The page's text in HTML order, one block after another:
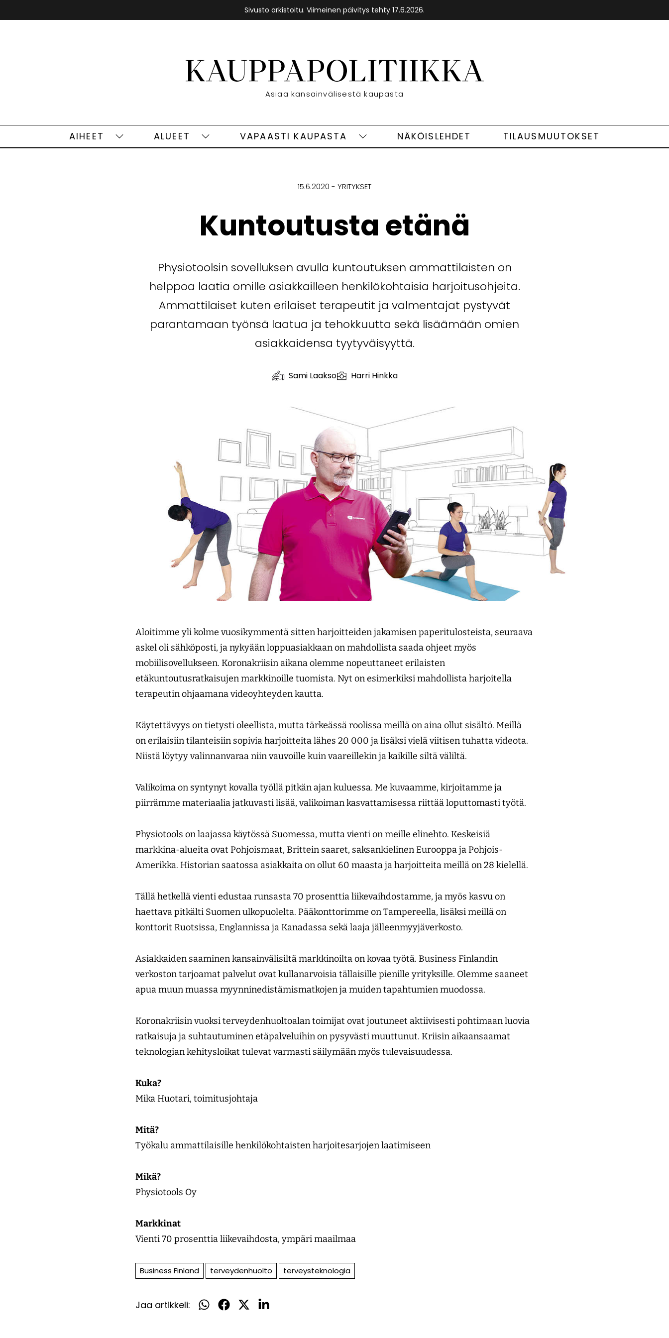
Sivusto arkistoitu. Viimeinen päivitys tehty 17.6.2026.
Etusivu
Asiaa kansainvälisestä kaupasta
AIHEET
Aiheet
ALUEET
Alueet
VAPAASTI KAUPASTA
VapaastiNÄKÖISLEHDET TILAUSMUUTOKSET
15.6.2020 YRITYKSET
Kuntoutusta etänä
Physiotoolsin sovelluksen avulla kuntoutuksen ammattilaisten on
helppoa laatia omille asiakkailleen henkilökohtaisia harjoitusohjeita.
Ammattilaiset kuten erilaiset terapeutit ja valmentajat pystyvät
parantamaan työnsä laatua ja tehokkuutta sekä lisäämään omien
asiakkaidensa tyytyväisyyttä.
Sami Laakso Harri Hinkka
Aloitimme yli kolme vuosikymmentä sitten harjoitteiden jakamisen paperitulosteista, seuraava
askel oli sähköposti, ja nykyään loppuasiakkaan on mahdollista saada ohjeet myös
mobiilisovellukseen. Koronakriisin aikana olemme nopeuttaneet erilaisten
etäkuntoutusratkaisujen markkinoille tuomista. Nyt on esimerkiksi mahdollista harjoitella
terapeutin ohjaamana videoyhteyden kautta.
Käytettävyys on tietysti oleellista, mutta tärkeässä roolissa meillä on aina ollut sisältö. Meillä
on erilaisiin tilanteisiin sopivia harjoitteita lähes 20 000 ja lisäksi vielä viitisen tuhatta videota.
Niistä löytyy valinnanvaraa niin vauvoille kuin vaareillekin ja kaikille siltä väliltä.
Valikoima on syntynyt kovalla työllä pitkän ajan kuluessa. Me kuvaamme, kirjoitamme ja
piirrämme materiaalia jatkuvasti lisää, valikoiman kasvattamisessa riittää loputtomasti työtä.
Physiotools on laajassa käytössä Suomessa, mutta vienti on meille elinehto. Keskeisiä
markkina-alueita ovat Pohjoismaat, Brittein saaret, saksankielinen Eurooppa ja Pohjois-
Amerikka. Historian saatossa asiakkaita on ollut 60 maasta ja harjoitteita meillä on 28 kielellä.
Tällä hetkellä vienti edustaa runsasta 70 prosenttia liikevaihdostamme, ja myös kasvu on
haettava pitkälti Suomen ulkopuolelta. Pääkonttorimme on Tampereella, lisäksi meillä on
konttorit Ruotsissa, Englannissa ja Kanadassa sekä laaja jälleenmyyjä­verkosto.
Asiakkaiden saaminen kansainvälisiltä markkinoilta on kovaa työtä. Business Finlandin
verkoston tarjoamat palvelut ovat kullanarvoisia tällaisille pienille yrityksille. Olemme saaneet
apua muun muassa myynninedistämismatkojen ja muiden tapahtumien muodossa.
Koronakriisin vuoksi terveydenhuoltoalan toimijat ovat joutuneet aktiivisesti pohtimaan luovia
ratkaisuja ja suhtautuminen etäpalveluihin on pysyvästi muuttunut. Kriisin aikaansaamat
teknologian kehitysloikat tulevat varmasti säilymään myös tulevaisuudessa.
Kuka?
Mika Huotari, toimitusjohtaja
Mitä?
Työkalu ammattilaisille henkilökohtaisten harjoitesarjojen laatimiseen
Mikä?
Physiotools Oy
Markkinat
Vienti 70 prosenttia liikevaihdosta, ympäri maailmaa
Business Finland terveydenhuolto terveysteknologia
Jaa artikkeli:
Jaa
Jaa
Jaa
Jaa